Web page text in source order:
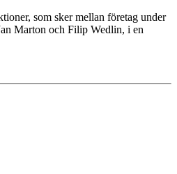
som sker mellan företag under
Marton och Filip Wedlin, i en